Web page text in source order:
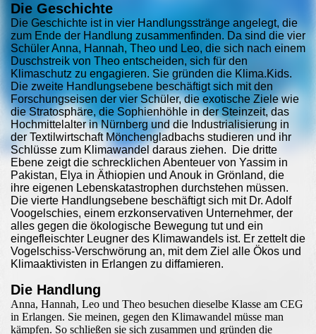
Die Geschichte
Die Geschichte ist in vier Handlungsstränge angelegt, die
zum Ende der Handlung zusammenfinden. Da sind die vier
Schüler Anna, Hannah, Theo und Leo, die sich nach einem
Duschstreik von Theo entscheiden, sich für den
Klimaschutz zu engagieren. Sie gründen die Klima.Kids.
Die zweite Handlungsebene beschäftigt sich mit den
Forschungseisen der vier Schüler, die exotische Ziele wie
die Stratosphäre, die Sophienhöhle in der Steinzeit, das
Hochmittelalter in Nürnberg und die Industrialisierung in
der Textilwirtschaft Mönchengladbachs studieren und ihr
Schlüsse zum Klimawandel daraus ziehen. Die dritte
Ebene zeigt die schrecklichen Abenteuer von Yassim in
Pakistan, Elya in Äthiopien und Anouk in Grönland, die
ihre eigenen Lebenskatastrophen durchstehen müssen.
Die vierte Handlungsebene beschäftigt sich mit Dr. Adolf
Voogelschies, einem erzkonservativen Unternehmer, der
alles gegen die ökologische Bewegung tut und ein
eingefleischter Leugner des Klimawandels ist. Er zettelt die
Vogelschiss-Verschwörung an, mit dem Ziel alle Ökos und
Klimaaktivisten in Erlangen zu diffamieren.
Die Handlung
Anna, Hannah, Leo und Theo besuchen dieselbe Klasse am CEG
in Erlangen. Sie meinen, gegen den Klimawandel müsse man
kämpfen. So schließen sie sich zusammen und gründen die